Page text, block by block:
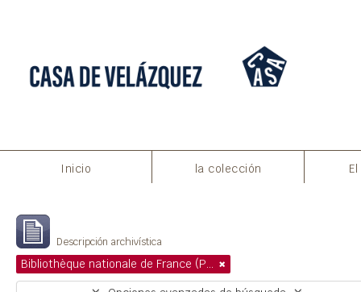
Inicio la colección
Descripción archivística
Bibliothèque nationale de France (Paris)